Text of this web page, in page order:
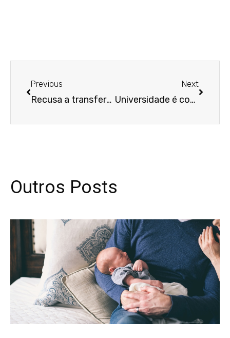
Previous
Recusa a transferência não afasta direito de secretária à estabilidade por acidente
Next
Universidade é condenada por danos morais por não fornecer guias de levantamento de FGTS e habilitação no seguro desemprego
Outros Posts